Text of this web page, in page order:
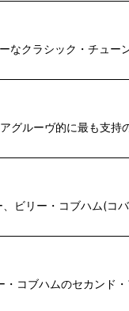
なクラシック・チュ
グルーヴ的に最も支
ビリー・コブハム(コ
・コブハムのセカンド